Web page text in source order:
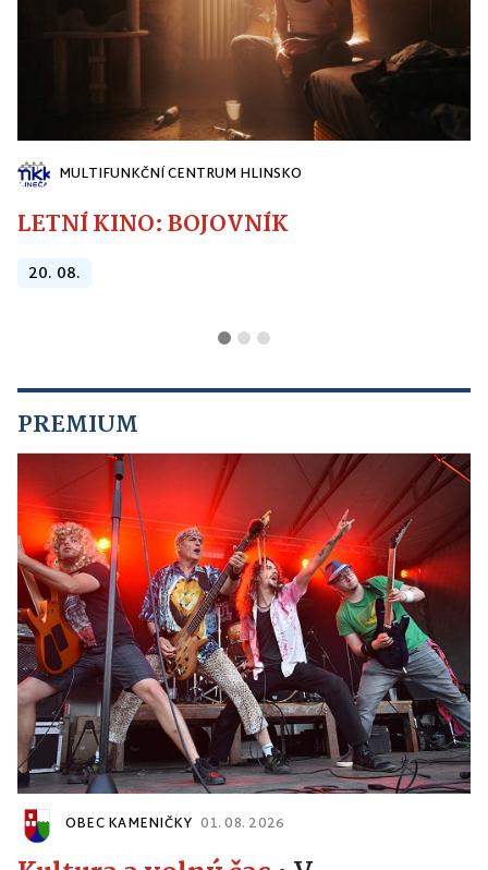
MULTIFUNKČNÍ CENTRUM HLINSKO
LETNÍ KINO: BOJOVNÍK
20. 08.
PREMIUM
OBEC KAMENIČKY 01. 08. 2026